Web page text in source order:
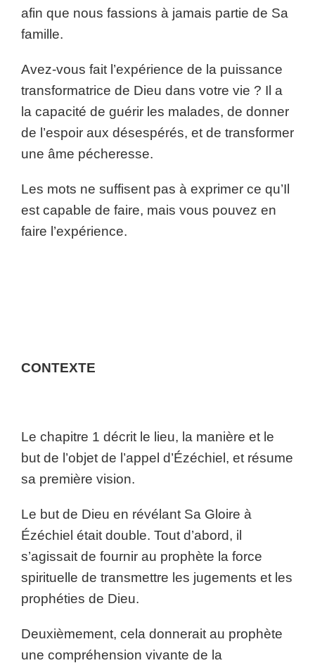
afin que nous fassions à jamais partie de Sa
famille.
Avez-vous fait l’expérience de la puissance
transformatrice de Dieu dans votre vie ? Il a
la capacité de guérir les malades, de donner
de l’espoir aux désespérés, et de transformer
une âme pécheresse.
Les mots ne suffisent pas à exprimer ce qu’Il
est capable de faire, mais vous pouvez en
faire l’expérience.
CONTEXTE
Le chapitre 1 décrit le lieu, la manière et le
but de l’objet de l’appel d’Ézéchiel, et résume
sa première vision.
Le but de Dieu en révélant Sa Gloire à
Ézéchiel était double. Tout d’abord, il
s’agissait de fournir au prophète la force
spirituelle de transmettre les jugements et les
prophéties de Dieu.
Deuxièmement, cela donnerait au prophète
une compréhension vivante de la